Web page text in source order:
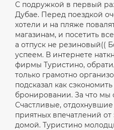
С подружкой в первый
Дубае. Перед поездкой
хотели и на пляже
магазинам, и посетить
а отпуск не резиновый((
успеем. В интернете
фирмы Туристино,
только грамотно
подсказал как
бронировании. За что мы
Счастливые,
приятных впечатлений
домой. Туристино